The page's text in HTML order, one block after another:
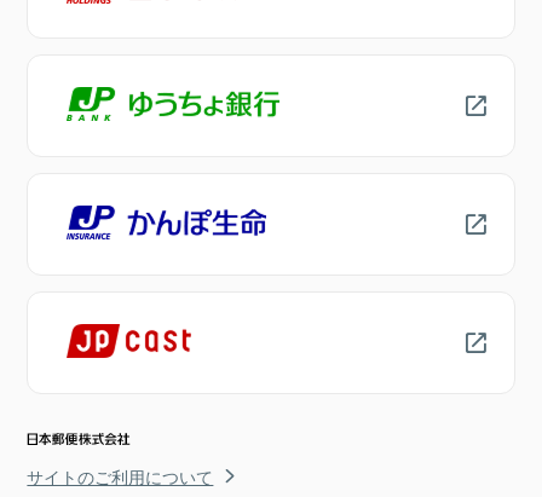
サイトのご利用について